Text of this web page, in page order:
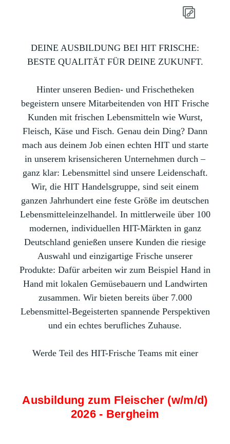
DEINE AUSBILDUNG BEI HIT FRISCHE:
BESTE QUALITÄT FÜR DEINE ZUKUNFT.
Hinter unseren Bedien- und Frischetheken
begeistern unsere Mitarbeitenden von HIT Frische
Kunden mit frischen Lebensmitteln wie Wurst,
Fleisch, Käse und Fisch. Genau dein Ding? Dann
mach aus deinem Job einen echten HIT und starte
in unserem krisensicheren Unternehmen durch –
ganz klar: Lebensmittel sind unsere Leidenschaft.
Wir, die HIT Handelsgruppe, sind seit einem
ganzen Jahrhundert eine feste Größe im deutschen
Lebensmitteleinzelhandel. In mittlerweile über 100
modernen, individuellen HIT-Märkten in ganz
Deutschland genießen unsere Kunden die riesige
Auswahl und einzigartige Frische unserer
Produkte: Dafür arbeiten wir zum Beispiel Hand in
Hand mit lokalen Gemüsebauern und Landwirten
zusammen. Wir bieten bereits über 7.000
Lebensmittel-Begeisterten spannende Perspektiven
und ein echtes berufliches Zuhause.
Werde Teil des HIT-Frische Teams mit einer
Ausbildung zum Fleischer (w/m/d)
2026 - Bergheim